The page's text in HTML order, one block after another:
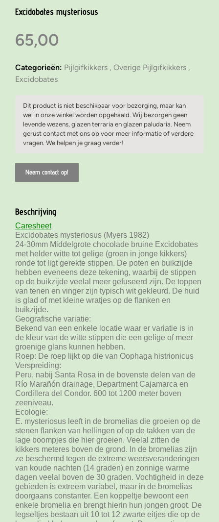
Excidobates mysteriosus
65,00
Categorieën: Pijlgifkikkers , Overige Pijlgifkikkers ,
Excidobates
Dit product is niet beschikbaar voor bezorging, maar kan
wel in onze winkel worden opgehaald. Wij bezorgen geen
levende wezens, glazen terraria en glazen paludaria. Neem
gerust contact met ons op voor meer informatie of verdere
vragen. We helpen je graag verder!
Neem contact op!
Beschrijving
Caresheet
Excidobates mysteriosus (Myers 1982)
24-30mm Middelgrote chocolade bruine Excidobates
met helder witte tot gelige (groen in jonge kikkers)
ronde tot ligt gerekte stippen. De poten en buikzijde
hebben eveneens deze tekening, waarbij de stippen
op de buikzijde veelal meer gefuseerd zijn. De toppen
van tenen en vinger zijn typisch wit gekleurd. De huid
is glad of met kleine wratjes op de flanken en
buikzijde.
Geografische variatie:
Bekend van een enkele locatie waar er variatie is in
de kleur van de witte stippen die een gelige of meer
groenige glans kunnen hebben.
Roep: De roep lijkt op die van Oophaga histrionicus
Verspreiding:
Peru, nabij Santa Rosa in de bovenste delen van de
Río Marañón drainage, Department Cajamarca en
Cordillera del Condor. 600 tot 1200 meter boven
zeeniveau.
Ecologie:
E. mysteriosus leeft in de bromelias die groeien op de
stenen flanken van hellingen of op de takken van de
lage boompjes die hier groeien. Veelal zitten de
kikkers meteres boven de grond. In de bromelias zijn
ze beschermd tegen de extreme weersveranderingen
van koude nachten (14 graden) en zonnige warme
dagen veelal boven de 30 graden. Vochtigheid in deze
gebieden is extreem variabel, maar in de bromelias
doorgaans constanter. Een koppeltje bewoont een
enkele bromelia en brengt hierin hun jongen groot. De
legseltjes bestaan uit 10 tot 12 zwarte eitjes die op de